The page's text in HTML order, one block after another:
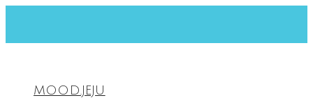
MOOD.JEJU